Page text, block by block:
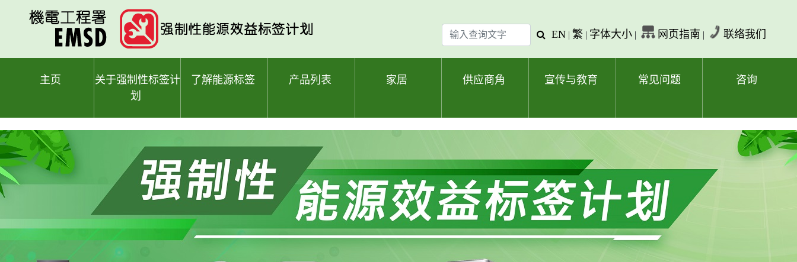
输
入
查
查
字
EN | 繁 | 字体大小 | 网页指南 | 联络我们
主页
关于强制性标签计
划
了解能源标签 产品列表 家居 供应商角 宣传与教育 常见问题 咨询